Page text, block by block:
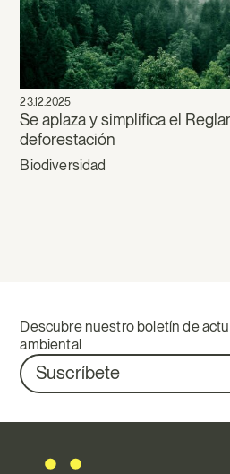
23.12.2025
Se aplaza y simplifica el
deforestación
Biodiversidad
Descubre nuestro boletín de
ambiental
Suscríbete